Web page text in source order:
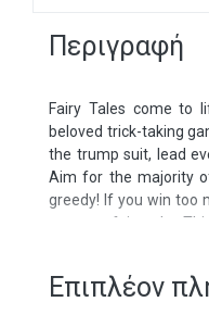
Περιγραφή
Fairy Tales come to
beloved trick-taking
the trump suit, lead
Aim for the majority
greedy! If you win too
so many fairy
new modules:
acrylic tokens.
Επιπλέον